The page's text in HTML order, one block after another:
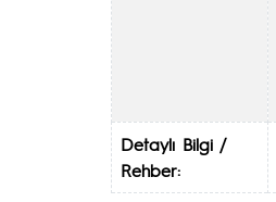
Detaylı Bilgi /
Rehber: